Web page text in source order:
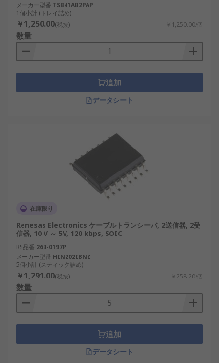
メーカー型番 TSB41AB2PAP
1個小計 (トレイ詰め)
￥1,250.00(税抜) ￥1,250.00/個
数量
追加
データシート
在庫限り
Renesas Electronics ケーブルトランシーバ, 2送信器, 2受
信器, 10 V ～ 5V, 120 kbps, SOIC
RS品番 263-0197P
メーカー型番 HIN202IBNZ
5個小計 (スティック詰め)
￥1,291.00(税抜) ￥258.20/個
数量
追加
データシート